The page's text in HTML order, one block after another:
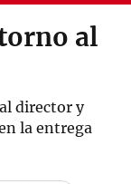
al
director y
la entrega